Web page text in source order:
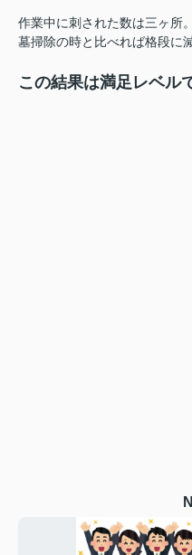
作業中に刺された数は三ヶ所。
墓掃除の時と比べれば格段に
この結果は満足レベル